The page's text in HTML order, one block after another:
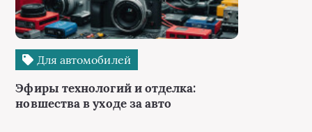
Для автомобилей
Эфиры технологий и отделка:
новшества в уходе за авто